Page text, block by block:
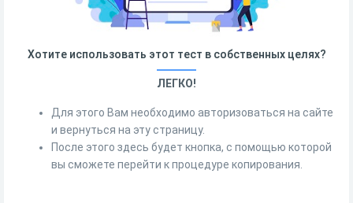
Хотите использовать этот тест в собственных целях?
ЛЕГКО!
Для этого Вам необходимо авторизоваться на сайте
и вернуться на эту страницу.
После этого здесь будет кнопка, с помощью которой
вы сможете перейти к процедуре копирования.